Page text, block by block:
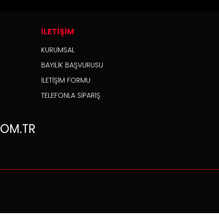
İLETİŞİM
KURUMSAL
BAYİLİK BAŞVURUSU
İLETİŞİM FORMU
TELEFONLA SİPARİŞ